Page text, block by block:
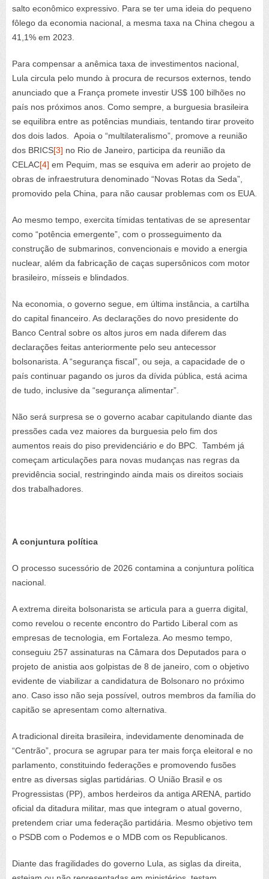
salto econômico expressivo. Para se ter uma ideia do pequeno
fôlego da economia nacional, a mesma taxa na China chegou a
41,1% em 2023.
Para compensar a anêmica taxa de investimentos nacional,
Lula circula pelo mundo à procura de recursos externos, tendo
anunciado que a França promete investir US$ 100 bilhões no
país nos próximos anos. Como sempre, a burguesia brasileira
se equilibra entre as potências mundiais, tentando tirar proveito
dos dois lados. Apoia o “multilateralismo”, promove a reunião
dos BRICS[3] no Rio de Janeiro, participa da reunião da
CELAC[4] em Pequim, mas se esquiva em aderir ao projeto de
obras de infraestrutura denominado “Novas Rotas da Seda”,
promovido pela China, para não causar problemas com os EUA.
Ao mesmo tempo, exercita tímidas tentativas de se apresentar
como “potência emergente”, com o prosseguimento da
construção de submarinos, convencionais e movido a energia
nuclear, além da fabricação de caças supersônicos com motor
brasileiro, mísseis e blindados.
Na economia, o governo segue, em última instância, a cartilha
do capital financeiro. As declarações do novo presidente do
Banco Central sobre os altos juros em nada diferem das
declarações feitas anteriormente pelo seu antecessor
bolsonarista. A “segurança fiscal”, ou seja, a capacidade de o
país continuar pagando os juros da dívida pública, está acima
de tudo, inclusive da “segurança alimentar”.
Não será surpresa se o governo acabar capitulando diante das
pressões cada vez maiores da burguesia pelo fim dos
aumentos reais do piso previdenciário e do BPC. Também já
começam articulações para novas mudanças nas regras da
previdência social, restringindo ainda mais os direitos sociais
dos trabalhadores.
A conjuntura política
O processo sucessório de 2026 contamina a conjuntura política
nacional.
A extrema direita bolsonarista se articula para a guerra digital,
como revelou o recente encontro do Partido Liberal com as
empresas de tecnologia, em Fortaleza. Ao mesmo tempo,
conseguiu 257 assinaturas na Câmara dos Deputados para o
projeto de anistia aos golpistas de 8 de janeiro, com o objetivo
evidente de viabilizar a candidatura de Bolsonaro no próximo
ano. Caso isso não seja possível, outros membros da família do
capitão se apresentam como alternativa.
A tradicional direita brasileira, indevidamente denominada de
“Centrão”, procura se agrupar para ter mais força eleitoral e no
parlamento, constituindo federações e promovendo fusões
entre as diversas siglas partidárias. O União Brasil e os
Progressistas (PP), ambos herdeiros da antiga ARENA, partido
oficial da ditadura militar, mas que integram o atual governo,
pretendem criar uma federação partidária. Mesmo objetivo tem
o PSDB com o Podemos e o MDB com os Republicanos.
Diante das fragilidades do governo Lula, as siglas da direita,